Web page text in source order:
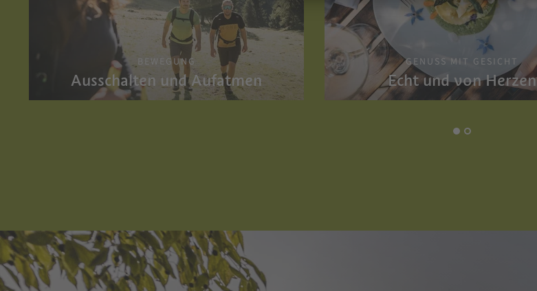
BEWEGUNG
Ausschalten und Aufatmen
GENUSS MIT GESICHT
Echt und von Herzen